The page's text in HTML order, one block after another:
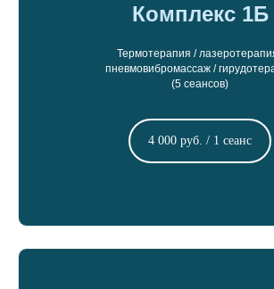
Комплекс 1Б
Термотерапия /
пневмовибромассаж /
(5 сеансов)
4 000 руб. / 1 сеанс